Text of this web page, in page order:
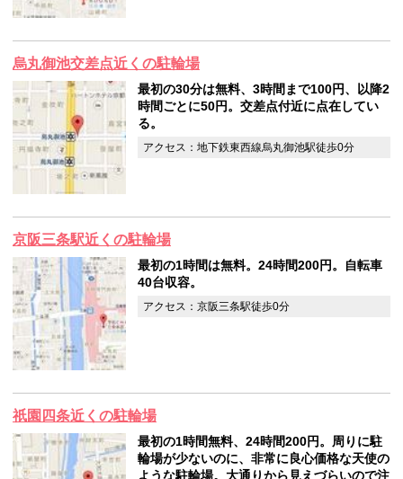
烏丸御池交差点近くの駐輪場
最初の30分は無料、3時間まで100円、以降2
時間ごとに50円。交差点付近に点在してい
る。
アクセス：地下鉄東西線烏丸御池駅徒歩0分
京阪三条駅近くの駐輪場
最初の1時間は無料。24時間200円。自転車
40台収容。
アクセス：京阪三条駅徒歩0分
祇園四条近くの駐輪場
最初の1時間無料、24時間200円。周りに駐
輪場が少ないのに、非常に良心価格な天使の
ような駐輪場。大通りから見えづらいので注